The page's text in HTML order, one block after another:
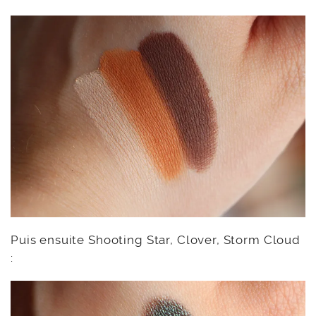
Puis ensuite Shooting Star, Clover, Storm Cloud
: